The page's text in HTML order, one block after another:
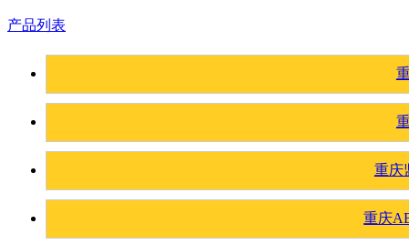
产品列表
重庆
重庆